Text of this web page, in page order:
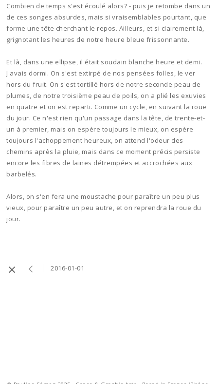
Combien de temps s'est écoulé alors? - puis je retombe dans un
de ces songes absurdes, mais si vraisemblables pourtant, que
forme une tête cherchant le repos. Ailleurs, et si clairement là,
grignotant les heures de notre heure bleue frissonnante.
Et là, dans une ellipse, il était soudain blanche heure et demi.
J'avais dormi. On s'est extirpé de nos pensées folles, le ver
hors du fruit. On s'est tortillé hors de notre seconde peau de
plumes, de notre troisième peau de poils, on a plié les exuvies
en quatre et on est reparti. Comme un cycle, en suivant la roue
du jour. Ce n'est rien qu'un passage dans la tête, de trente-et-
un à premier, mais on espère toujours le mieux, on espère
toujours l'achoppement heureux, on attend l'odeur des
chemins après la pluie, mais dans ce moment précis persiste
encore les fibres de laines détrempées et accrochées aux
barbelés.
Alors, on s'en fera une moustache pour paraître un peu plus
vieux, pour paraître un peu autre, et on reprendra la roue du
jour.
2016-01-01